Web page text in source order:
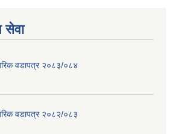
सेवा
वडापत्र २०८३/०८४
वडापत्र २०८२/०८३